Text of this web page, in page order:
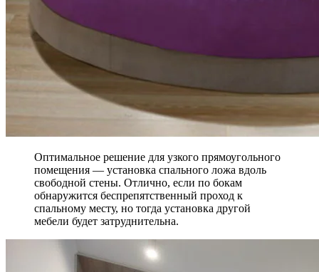
Оптимальное решение для узкого прямоугольного
помещения — установка спального ложа вдоль
свободной стены. Отлично, если по бокам
обнаружится беспрепятственный проход к
спальному месту, но тогда установка другой
мебели будет затруднительна.